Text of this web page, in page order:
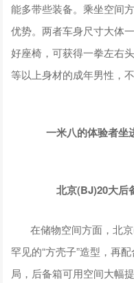
能多带些装备。乘坐空间
优势。两者车身尺寸大体
好座椅，可获得一拳左右
等以上身材的成年男性，不
一米八的体验者坐
北京(BJ)20大后
在储物空间方面，北京
罕见的“方壳子”造型，再
局，后备箱可用空间大幅